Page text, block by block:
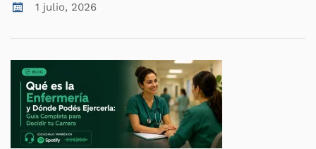
1 julio, 2026